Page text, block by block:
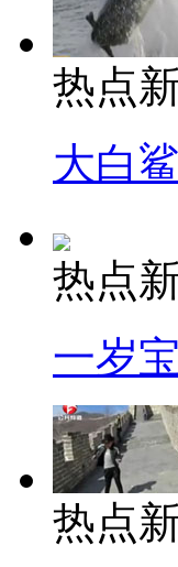
热点
大白
热点
一岁
热点